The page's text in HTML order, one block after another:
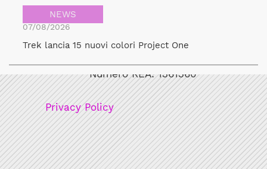
NEWS
07/08/2026
Trek lancia 15 nuovi colori Project One
Bicicult srl
Numero REA: 1361360
Privacy Policy